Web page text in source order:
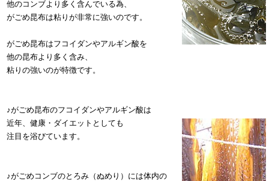
他のコンブより多く含んでいる為、
がごめ昆布は粘りが非常に強いのです。
がごめ昆布はフコイダンやアルギン酸を
他の昆布より多く含み、
粘りの強いのが特徴です。
♪がごめ昆布のフコイダンやアルギン酸は
近年、健康・ダイエットとしても
注目を浴びています。
♪がごめコンブのとろみ（ぬめり）には体内の